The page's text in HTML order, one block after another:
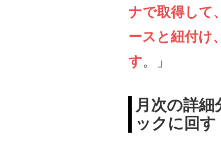
ナで取得して
ースと紐付け
す。」
月次の詳
ックに回す